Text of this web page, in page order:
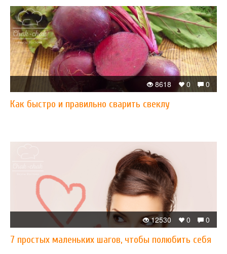
0
0
8618
Как быстро и правильно сварить свеклу
0
0
12530
7 простых маленьких шагов, чтобы полюбить себя